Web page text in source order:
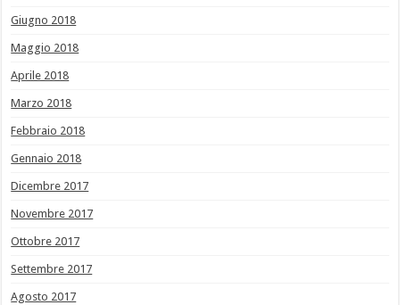
Giugno 2018
Maggio 2018
Aprile 2018
Marzo 2018
Febbraio 2018
Gennaio 2018
Dicembre 2017
Novembre 2017
Ottobre 2017
Settembre 2017
Agosto 2017